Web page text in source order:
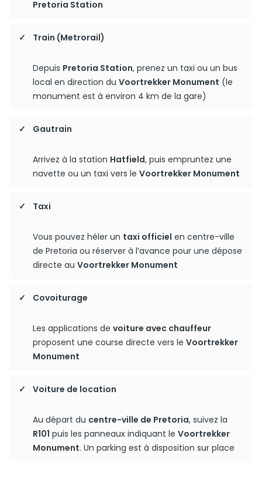
Pretoria Station
Train (Metrorail)
Depuis Pretoria Station, prenez un taxi ou un bus
local en direction du Voortrekker Monument (le
monument est à environ 4 km de la gare)
Gautrain
Arrivez à la station Hatfield, puis empruntez une
navette ou un taxi vers le Voortrekker Monument
Taxi
Vous pouvez héler un taxi officiel en centre-ville
de Pretoria ou réserver à l’avance pour une dépose
directe au Voortrekker Monument
Covoiturage
Les applications de voiture avec chauffeur
proposent une course directe vers le Voortrekker
Monument
Voiture de location
Au départ du centre-ville de Pretoria, suivez la
R101 puis les panneaux indiquant le Voortrekker
Monument. Un parking est à disposition sur place